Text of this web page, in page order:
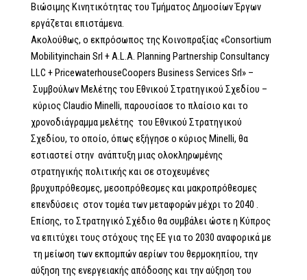
Βιώσιμης Κινητικότητας του Τμήματος Δημοσίων Έργων
εργάζεται επιστάμενα.
Ακολούθως, ο εκπρόσωπος της Κοινοπραξίας «Consortium
Mobilityinchain Srl + A.L.A. Planning Partnership Consultancy
LLC + PricewaterhouseCoopers Business Services Srl» –
Συμβούλων Μελέτης του Εθνικού Στρατηγικού Σχεδίου –
κύριος Claudio Minelli, παρουσίασε το πλαίσιο και το
χρονοδιάγραμμα μελέτης του Εθνικού Στρατηγικού
Σχεδίου, το οποίο, όπως εξήγησε ο κύριος Μinelli, θα
εστιαστεί στην ανάπτυξη μιας ολοκληρωμένης
στρατηγικής πολιτικής και σε στοχευμένες
βρυχυπρόθεσμες, μεσοπρόθεσμες και μακροπρόθεσμες
επενδύσεις στον τομέα των μεταφορών μέχρι το 2040 .
Επίσης, το Στρατηγικό Σχέδιο θα συμβάλει ώστε η Κύπρος
να επιτύχει τους στόχους της ΕΕ για το 2030 αναφορικά με
τη μείωση των εκπομπών αερίων του θερμοκηπίου, την
αύξηση της ενεργειακής απόδοσης και την αύξηση του